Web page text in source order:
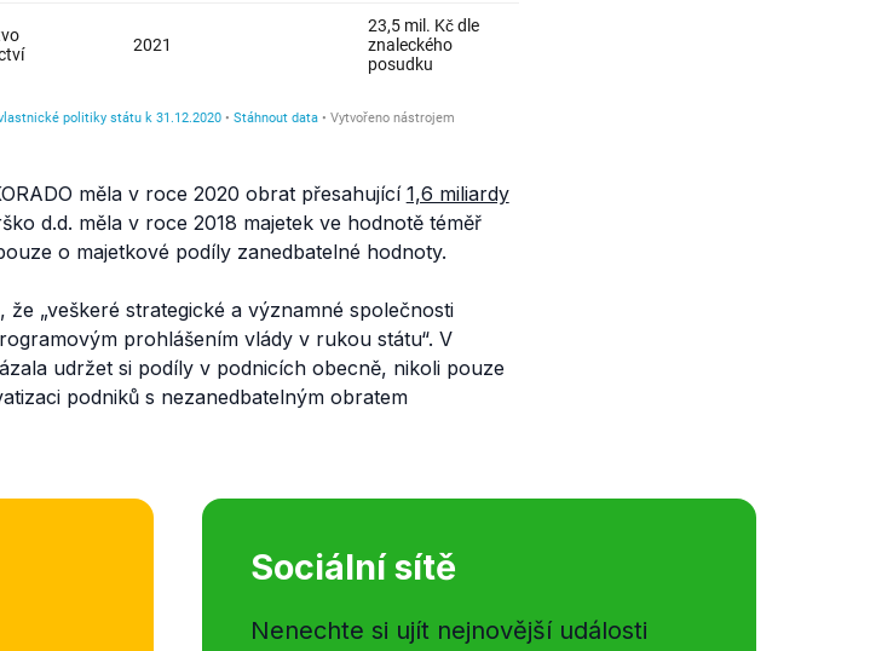
měla v roce 2020 obrat přesahující1,6 miliardy
d.d. měla v roce 2018 majetek ve hodnotě téměř
o majetkové podíly zanedbatelné hodnoty.
že „veškeré strategické a významné společnosti
prohlášením vlády v rukou státu“. V
udržet si podíly v podnicích obecně, nikoli pouze
podniků s nezanedbatelným obratem
Sociální sítě
Nenechte si ujít nejnovější události